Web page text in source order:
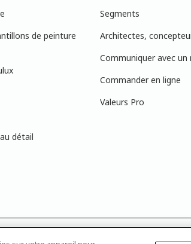
de peinture
détail
Segments
Architectes,
Communiquer avec
Commander en ligne
Valeurs Pro